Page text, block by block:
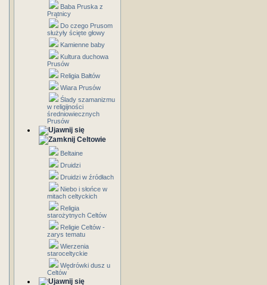
Baba Pruska z
Prątnicy
Do czego Prusom
służyły ścięte głowy
Kamienne baby
Kultura duchowa
Prusów
Religia Bałtów
Wiara Prusów
Ślady szamanizmu
w religijności
średniowiecznych
Prusów
Celtowie
Beltaine
Druidzi
Druidzi w źródłach
Niebo i słońce w
mitach celtyckich
Religia
starożytnych Celtów
Religie Celtów -
zarys tematu
Wierzenia
staroceltyckie
Wędrówki dusz u
Celtów